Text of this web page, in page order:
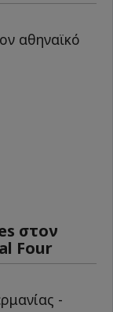
στον
Four